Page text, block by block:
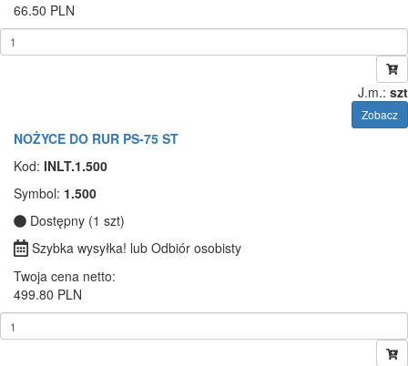
66.50 PLN
J.m.: szt
Zobacz
NOŻYCE DO RUR PS-75 ST
Kod: INLT.1.500
Symbol: 1.500
Dostępny (1 szt)
Szybka wysyłka! lub Odbiór osobisty
Twoja cena netto:
499.80 PLN